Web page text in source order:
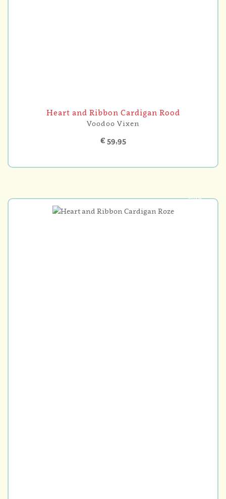
Heart and Ribbon Cardigan Rood
Voodoo Vixen
€ 59,95
-10%